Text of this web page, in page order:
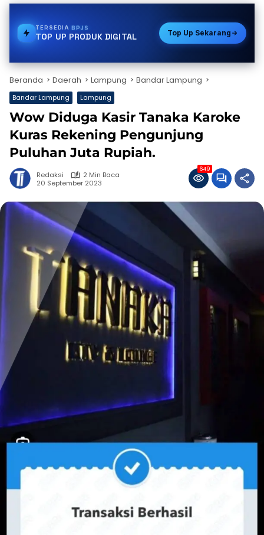
TERSEDIAPAKET DATA
TOP UP PRODUK DIGITAL Top Up Sekarang
Beranda Daerah Lampung Bandar Lampung
Bandar Lampung Lampung
Wow Diduga Kasir Tanaka Karoke
Kuras Rekening Pengunjung
Puluhan Juta Rupiah.
Redaksi
2 Min Baca
20 September 2023
649